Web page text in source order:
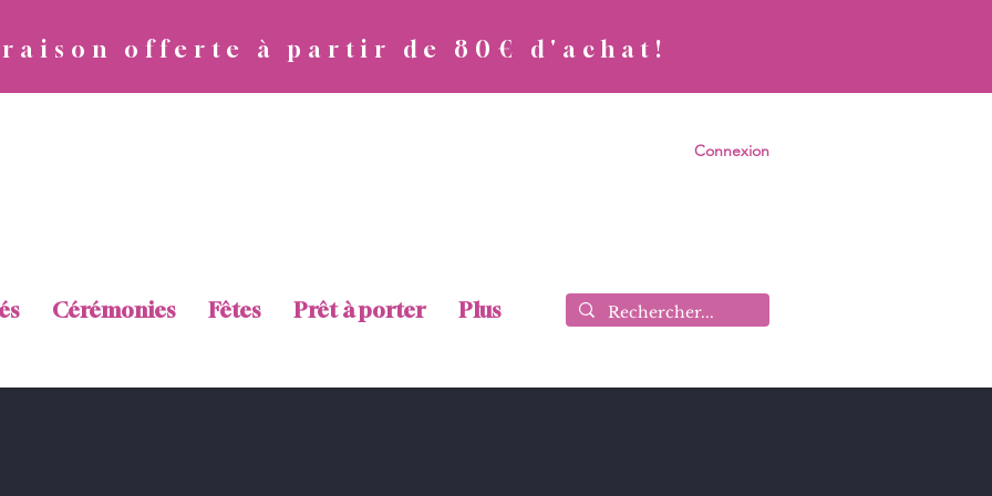
offerte à partir de 80€ d'achat!
Connexion
Cérémonies Fêtes Prêt à porter Plus